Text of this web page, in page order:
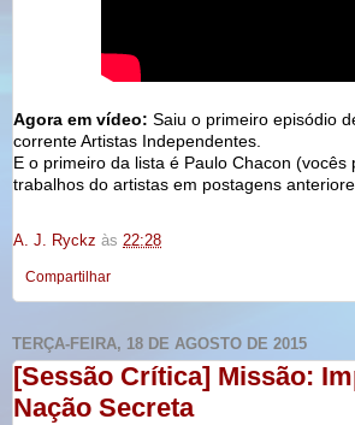
Agora em vídeo: Saiu o primeiro episódio
corrente Artistas Independentes.
E o primeiro da lista é Paulo Chacon (vocês
trabalhos do artistas em postagens
A. J. Ryckz às 22:28
Compartilhar
TERÇA-FEIRA, 18 DE AGOSTO DE 2015
[Sessão Crítica] Missão:
Nação Secreta